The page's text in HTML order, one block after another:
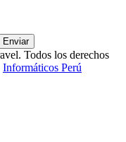
Todos los derechos
Informáticos Perú